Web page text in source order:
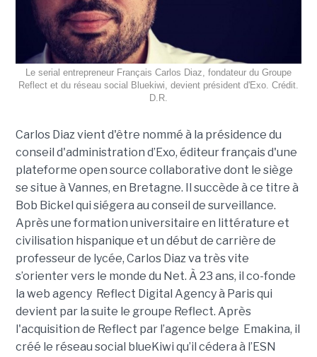
Le serial entrepreneur Français Carlos Diaz, fondateur du Groupe
Reflect et du réseau social Bluekiwi, devient président d'Exo. Crédit.
D.R.
Carlos Diaz vient d'être nommé à la présidence du
conseil d'administration d’Exo, éditeur français d'une
plateforme open source collaborative dont le siège
se situe à Vannes, en Bretagne. Il succède à ce titre à
Bob Bickel qui siégera au conseil de surveillance.
Après une formation universitaire en littérature et
civilisation hispanique et un début de carrière de
professeur de lycée, Carlos Diaz va très vite
s’orienter vers le monde du Net. À 23 ans, il co-fonde
la web agency Reflect Digital Agency à Paris qui
devient par la suite le groupe Reflect. Après
l'acquisition de Reflect par l’agence belge Emakina, il
créé le réseau social blueKiwi qu’il cédera à l’ESN